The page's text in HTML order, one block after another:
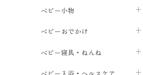
セパレート・上下セット
トップスchevron_right
ボトムスchevron_right
セレモニードレス chevron_right
コンビ肌着
パンツ・オーバーパンツ
ボディスーツ chevron_right
短肌着・長肌着
ベビー小物
ベビー小物・雑貨
ベビー帽子chevron_right
スタイ・よだれかけchevron_right
ベビーおでかけ
ベビーキャリーchevron_right
おでかけ用品・カバー・シートchevron_right
ベビー寝具・ねんね
ベビースリーパーchevron_right
ベビー入浴・ヘルスケア